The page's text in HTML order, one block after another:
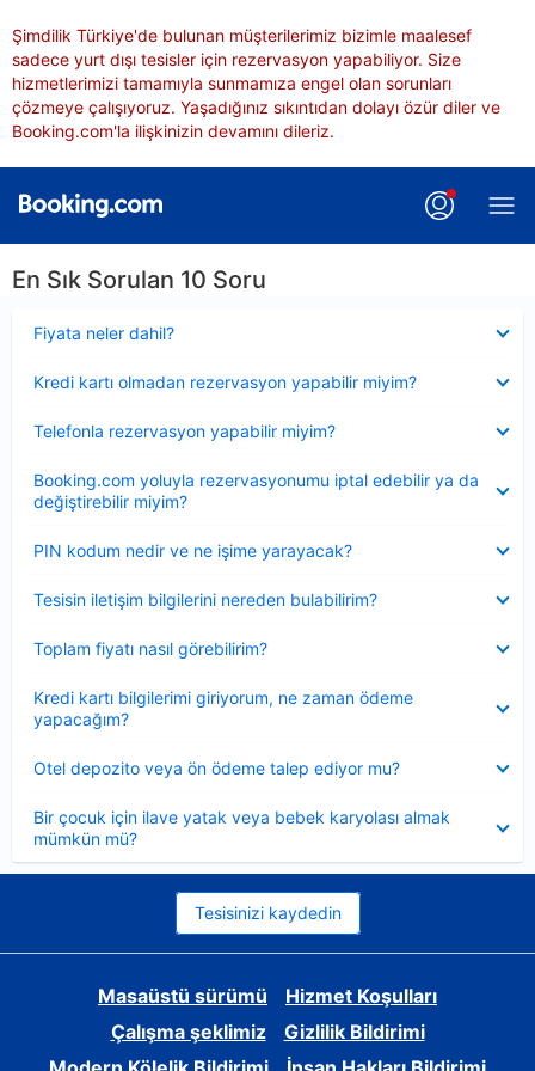
Şimdilik Türkiye'de bulunan müşterilerimiz bizimle maalesef
sadece yurt dışı tesisler için rezervasyon yapabiliyor. Size
hizmetlerimizi tamamıyla sunmamıza engel olan sorunları
çözmeye çalışıyoruz. Yaşadığınız sıkıntıdan dolayı özür diler ve
Booking.com'la ilişkinizin devamını dileriz.
En Sık Sorulan 10 Soru
Fiyata neler dahil?
Kredi kartı olmadan rezervasyon yapabilir miyim?
Telefonla rezervasyon yapabilir miyim?
Booking.com yoluyla rezervasyonumu iptal edebilir ya da
değiştirebilir miyim?
PIN kodum nedir ve ne işime yarayacak?
Tesisin iletişim bilgilerini nereden bulabilirim?
Toplam fiyatı nasıl görebilirim?
Kredi kartı bilgilerimi giriyorum, ne zaman ödeme
yapacağım?
Otel depozito veya ön ödeme talep ediyor mu?
Bir çocuk için ilave yatak veya bebek karyolası almak
mümkün mü?
Tesisinizi kaydedin
Masaüstü sürümü
Hizmet Koşulları
Çalışma şeklimiz
Gizlilik Bildirimi